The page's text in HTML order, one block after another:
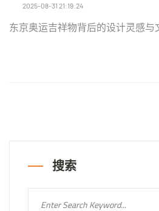
2025-08-31 21:19:24
东京奥运吉祥物背后的设计灵感与
搜索